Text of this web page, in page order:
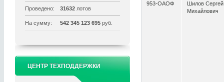
Проведено: 31632 лотов
На сумму: 542 345 123 695 руб.
ЦЕНТР ТЕХПОДДЕРЖКИ
953-ОАОФ
Шилов Сергей
Михайлович